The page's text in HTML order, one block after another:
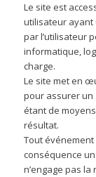
Le site est
utilisateur ayant
par l’utilisateur
informatique,
charge.
Le site met en
pour assurer un
étant de
résultat.
Tout
conséquence
n’engage pas